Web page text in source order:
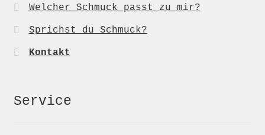
Welcher Schmuck passt zu mir?
Sprichst du Schmuck?
Kontakt
Service